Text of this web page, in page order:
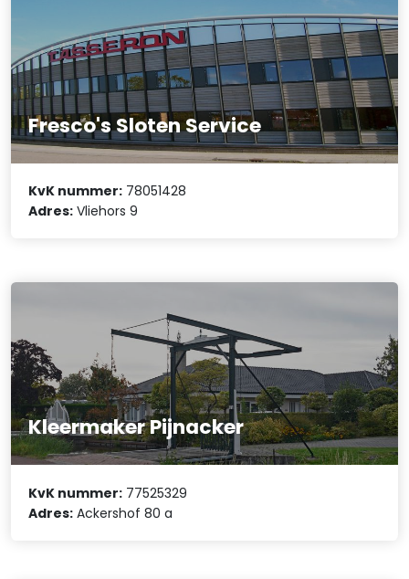
Fresco's Sloten Service
KvK nummer: 78051428
Adres: Vliehors 9
Kleermaker Pijnacker
KvK nummer: 77525329
Adres: Ackershof 80 a